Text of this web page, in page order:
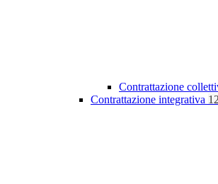
Contrattazione
Contrattazione integrativa 12